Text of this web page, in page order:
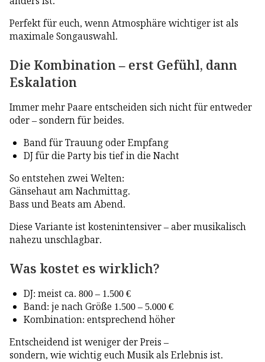
Perfekt für euch, wenn Atmosphäre wichtiger ist als
maximale Songauswahl.
Die Kombination – erst Gefühl, dann
Eskalation
Immer mehr Paare entscheiden sich nicht für entweder
oder – sondern für beides.
Band für Trauung oder Empfang
DJ für die Party bis tief in die Nacht
So entstehen zwei Welten:
Gänsehaut am Nachmittag.
Bass und Beats am Abend.
Diese Variante ist kostenintensiver – aber musikalisch
nahezu unschlagbar.
Was kostet es wirklich?
DJ: meist ca. 800 – 1.500 €
Band: je nach Größe 1.500 – 5.000 €
Kombination: entsprechend höher
Entscheidend ist weniger der Preis –
sondern, wie wichtig euch Musik als Erlebnis ist.